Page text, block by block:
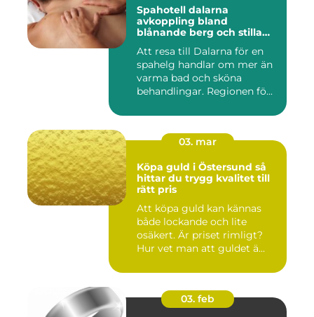
Spahotell dalarna
avkoppling bland
blånande berg och stilla
Att resa till Dalarna för en
spahelg handlar om mer än
varma bad och sköna
behandlingar. Regionen fö...
03. mar
Köpa guld i Östersund så
hittar du trygg kvalitet till
rätt pris
Att köpa guld kan kännas
både lockande och lite
osäkert. Är priset rimligt?
Hur vet man att guldet ä...
03. feb